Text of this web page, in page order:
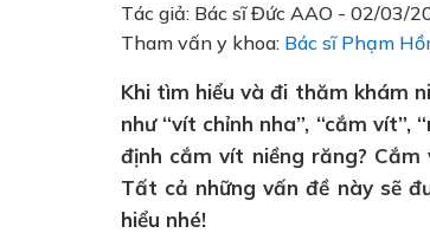
Tác giả: Bác sĩ Đức AAO - 02/03/
Tham vấn y khoa: Bác sĩ Phạm
Khi tìm hiểu và đi thăm khám
như “vít chỉnh nha”, “cắm vít”,
định cắm vít niềng răng?
Tất cả những vấn đề này sẽ
hiểu nhé!